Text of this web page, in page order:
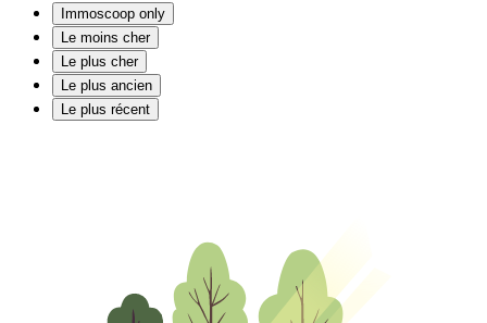
Immoscoop only
Le moins cher
Le plus cher
Le plus ancien
Le plus récent